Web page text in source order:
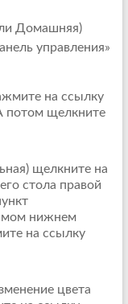
Домашняя)
управления»
на ссылку
потом щелкните
щелкните на
стола правой
нижнем
на ссылку
цвета